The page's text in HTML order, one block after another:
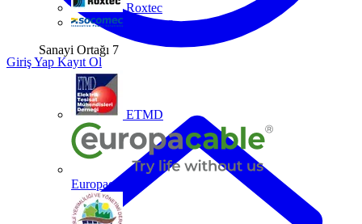
Roxtec
Socomec
Sanayi Ortağı 7
ETMD
Europacable
Giriş Yap Kayıt Ol